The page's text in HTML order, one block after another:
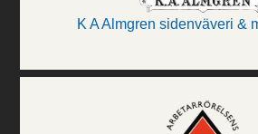
K A Almgren sidenväveri &